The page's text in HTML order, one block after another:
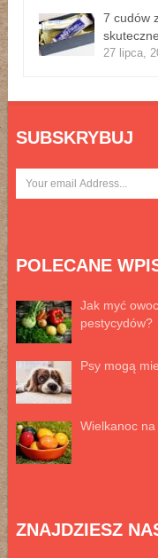
7 cudów
27 lipca,
SUBSKRYBUJ
POLECANE
Jak myć
pestycydów?
Psy mogą
Wielkanoc na
ZNAJDZIESZ